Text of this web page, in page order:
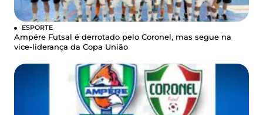
ESPORTE
Ampére Futsal é derrotado pelo Coronel, mas segue na
vice-liderança da Copa União